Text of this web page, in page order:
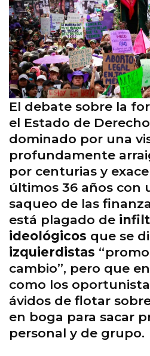
El debate sobre la
el Estado de
dominado por una
profundamente
por centurias y
últimos 36 años con
saqueo de las
está plagado de
ideológicos que se
izquierdistas
cambio”, pero que
como los
ávidos de flotar
en boga para sacar
personal y de grupo.